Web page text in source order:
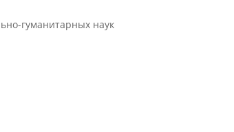
гуманитарных наук